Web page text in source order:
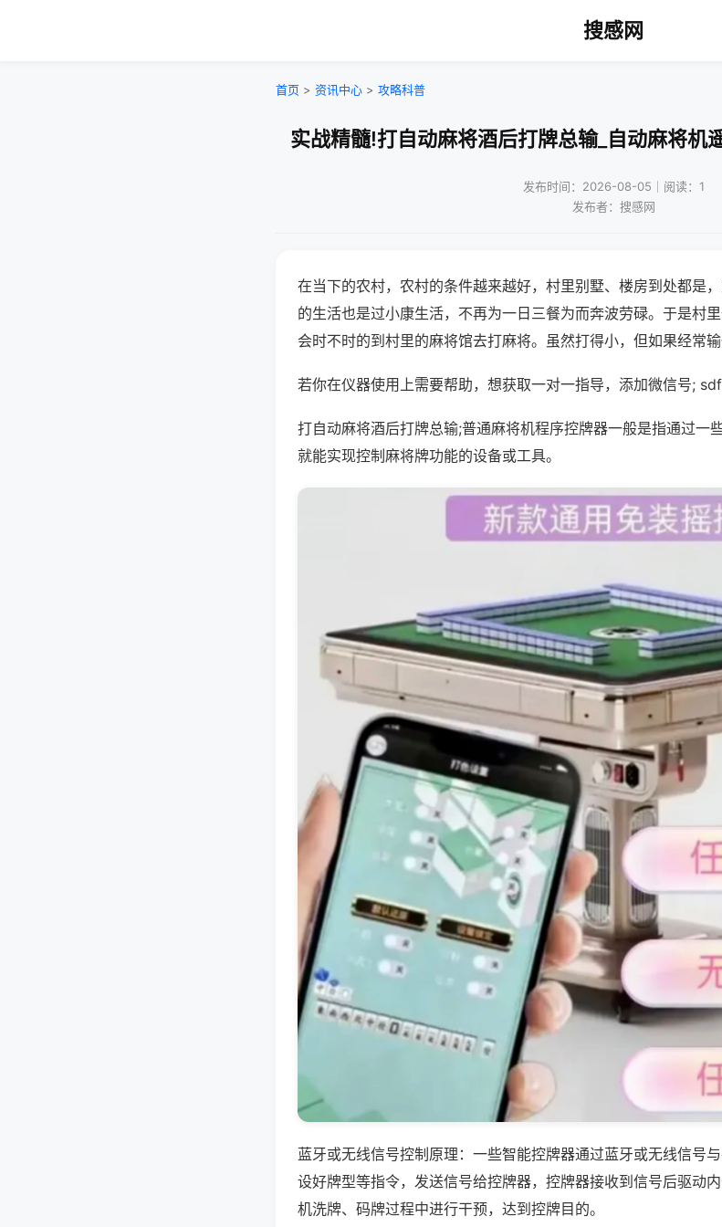
搜感网
首页 > 资讯中心 > 攻略科普
实战精髓!打自动麻将酒后打牌总输_自动麻将机
发布时间：2026-08-05｜阅读：1
发布者：搜感网
在当下的农村，农村的条件越来越好，村里别墅、楼房到处都是
的生活也是过小康生活，不再为一日三餐为而奔波劳碌。于是村
会时不时的到村里的麻将馆去打麻将。虽然打得小，但如果经常输
若你在仪器使用上需要帮助，想获取一对一指导，添加微信号;
打自动麻将酒后打牌总输;普通麻将机程序控牌器一般是指通过一
就能实现控制麻将牌功能的设备或工具。
蓝牙或无线信号控制原理：一些智能控牌器通过蓝牙或无线信号
设好牌型等指令，发送信号给控牌器，控牌器接收到信号后驱动
机洗牌、码牌过程中进行干预，达到控牌目的。